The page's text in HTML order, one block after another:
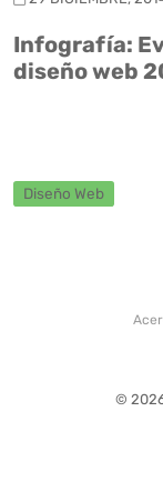
Infografía:
diseño web
Diseño Web
©